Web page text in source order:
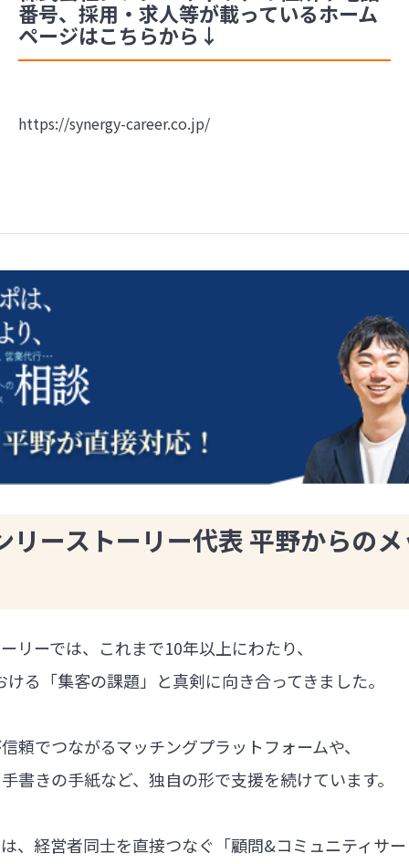
番号、採用・求人等が載っているホーム
ページはこちらから↓
https://synergy-career.co.jp/
リーストーリー代表 平野からの
リーでは、これまで10年以上にわたり、
る「集客の課題」と真剣に向き合ってきました。
頼でつながるマッチングプラットフォームや、
書きの手紙など、独自の形で支援を続けています。
、経営者同士を直接つなぐ「顧問&コミュニティサ